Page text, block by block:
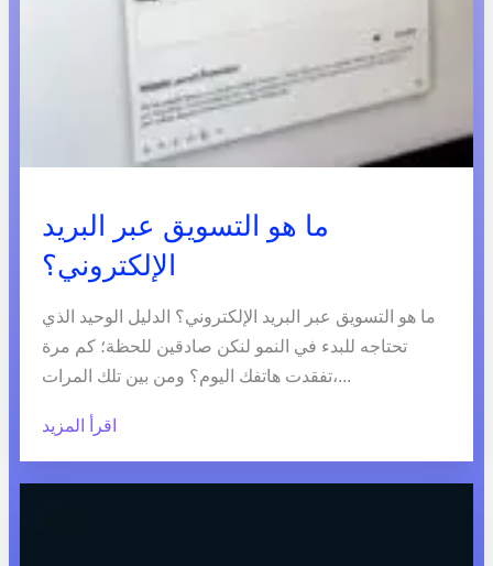
ما هو التسويق عبر البريد
الإلكتروني؟
ما هو التسويق عبر البريد الإلكتروني؟ الدليل الوحيد الذي
تحتاجه للبدء في النمو لنكن صادقين للحظة؛ كم مرة
تفقدت هاتفك اليوم؟ ومن بين تلك المرات،...
اقرأ المزيد